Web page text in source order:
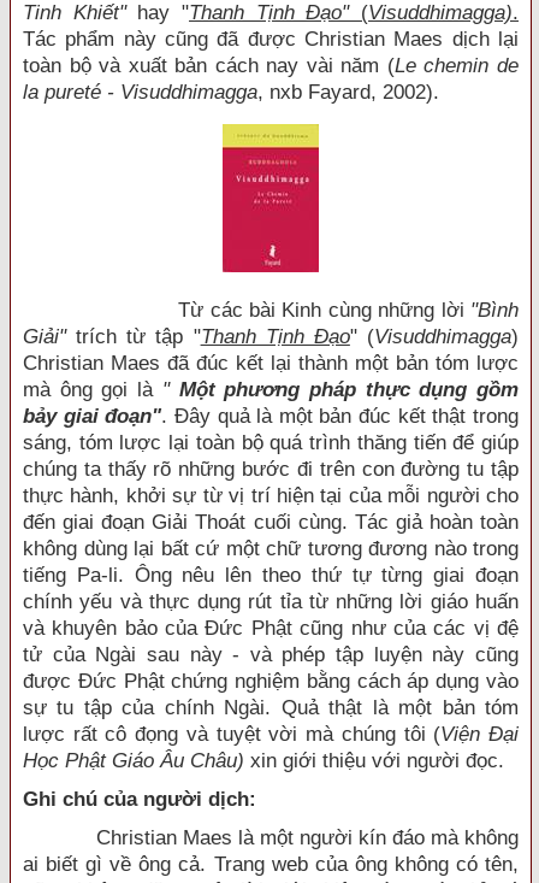
Tinh Khiết"hay "Thanh Tịnh Đạo" (Visuddhimagga).
Tác phẩm này cũng đã được Christian Maes dịch lại
toàn bộ và xuất bản cách nay vài năm (Le chemin de
la pureté - Visuddhimagga, nxb Fayard, 2002).
Từ các bài Kinh cùng những lời "Bình
Giải"trích từ tập "Thanh Tịnh Đạo" (Visuddhimagga)
Christian Maes đã đúc kết lại thành một bản tóm lược
mà ông gọi là "Một phương pháp thực dụng gồm
bảy giai đoạn". Đây quả là một bản đúc kết thật trong
sáng, tóm lược lại toàn bộ quá trình thăng tiến để giúp
chúng ta thấy rõ những bước đi trên con đường tu tập
thực hành, khởi sự từ vị trí hiện tại của mỗi người cho
đến giai đoạn Giải Thoát cuối cùng. Tác giả hoàn toàn
không dùng lại bất cứ một chữ tương đương nào trong
tiếng Pa-li. Ông nêu lên theo thứ tự từng giai đoạn
chính yếu và thực dụng rút tỉa từ những lời giáo huấn
và khuyên bảo của Đức Phật cũng như của các vị đệ
tử của Ngài sau này - và phép tập luyện này cũng
được Đức Phật chứng nghiệm bằng cách áp dụng vào
sự tu tập của chính Ngài. Quả thật là một bản tóm
lược rất cô đọng và tuyệt vời mà chúng tôi (Viện Đại
Học Phật Giáo Âu Châu) xin giới thiệu với người đọc.
Ghi chú của người dịch:
Christian Maes là một người kín đáo mà không
ai biết gì về ông cả. Trang web của ông không có tên,